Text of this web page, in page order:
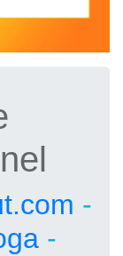
-
-